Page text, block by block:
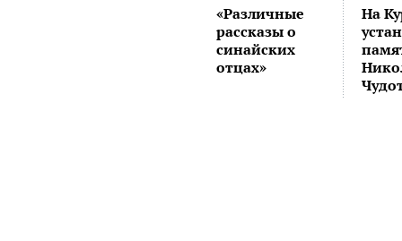
«Различные
рассказы о
синайских
отцах»
На